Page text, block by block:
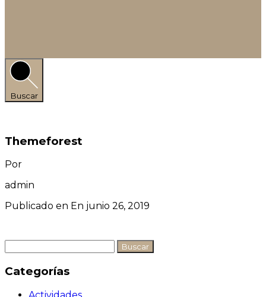
Buscar
Themeforest
Por
admin
Publicado en En junio 26, 2019
Categorías
Actividades